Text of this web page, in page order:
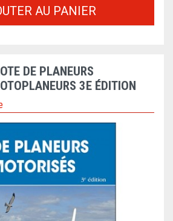
AU PANIER
DE PLANEURS
3E ÉDITION